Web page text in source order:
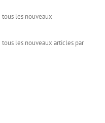
les nouveaux
les nouveaux articles par